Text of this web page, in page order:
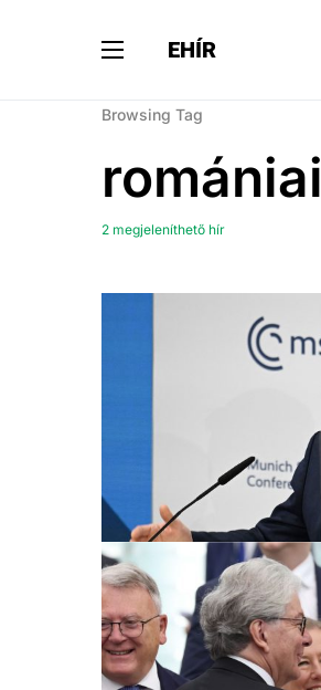
EHÍR
Browsing Tag
2 megjeleníthető hír